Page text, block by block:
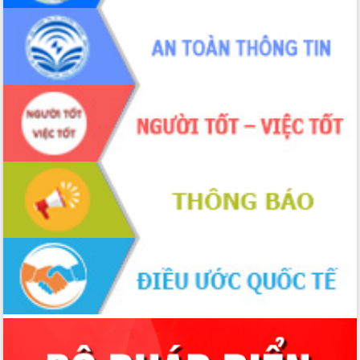
Đoàn thanh tra EC
Chủ tịch UBND tỉnh Tạ Anh Tuấn thăm,
chúc mừng các bệnh viện nhân Ngày
Thầy thuốc Việt Nam
Rộn ràng lễ hội truyền thống Sông
nước Đà Nông lần thứ I năm 2026
Kỳ họp Chuyên đề lần thứ Năm, HĐND
tỉnh Đắk Lắk thông qua các nghị quyết
quan trọng
Thống nhất danh sách giới thiệu ứng
cử đại biểu Quốc hội khoá XVI và đại
biểu HĐND tỉnh Đắk Lắk, nhiệm kỳ
2026-2031
Phát động hai phong trào thi đua quan
trọng trong kỷ nguyên mới
Hội nghị lần thứ tư Ban Chỉ đạo công
tác bầu cử tỉnh Đắk Lắk
Hội nghị Báo cáo viên Trung ương
Phó Thủ tướng Hồ Quốc Dũng đánh giá